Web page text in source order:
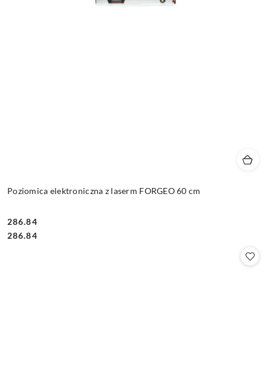
Poziomica elektroniczna z laserm FORGEO 60 cm
Cena:
286.84
Cena:
286.84